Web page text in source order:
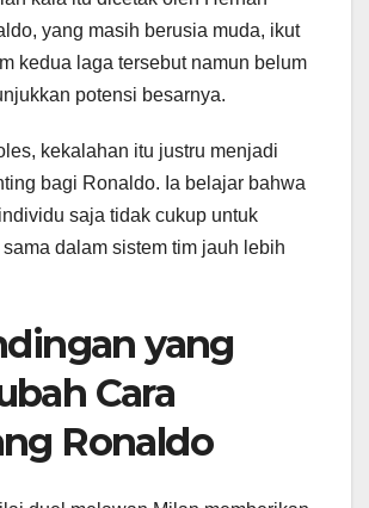
yang masih berusia muda, ikut
kedua laga tersebut namun belum
potensi besarnya.
kekalahan itu justru menjadi
bagi Ronaldo. Ia belajar bahwa
saja tidak cukup untuk
dalam sistem tim jauh lebih
yang
Cara
Ronaldo